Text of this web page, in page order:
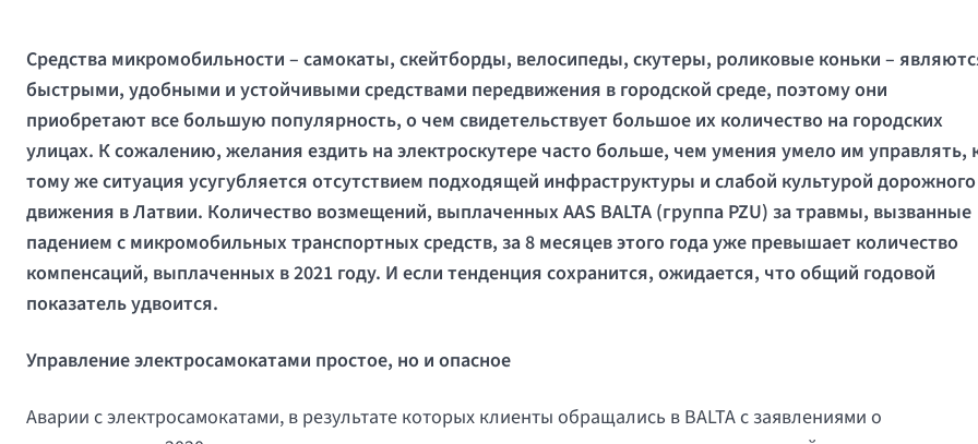
Средства микромобильности – самокаты, скейтборды, велосипеды, скутеры, роликовые коньки –
быстрыми, удобными и устойчивыми средствами передвижения в городской среде, поэтому они
приобретают все большую популярность, о чем свидетельствует большое их количество на городских
улицах. К сожалению, желания ездить на электроскутере часто больше, чем умения умело им управлять,
тому же ситуация усугубляется отсутствием подходящей инфраструктуры и слабой культурой дорожного
движения в Латвии. Количество возмещений, выплаченных AAS BALTA (группа PZU) за травмы, вызванные
падением с микромобильных транспортных средств, за 8 месяцев этого года уже превышает количество
компенсаций, выплаченных в 2021 году. И если тенденция сохранится, ожидается, что общий годовой
показатель удвоится.
Управление электросамокатами простое, но и опасное
Аварии с электросамокатами, в результате которых клиенты обращались в BALTA с заявлениями о